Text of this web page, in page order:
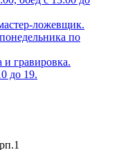
ложевщик.
по
и гравировка.
до 19.